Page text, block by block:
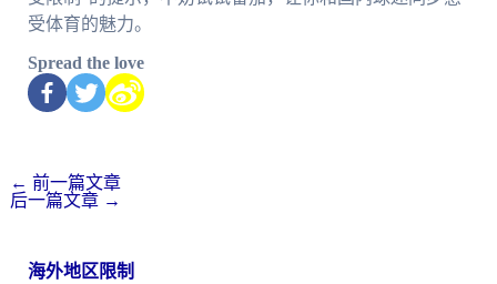
受体育的魅力。
Spread the love
← 前一篇文章
后一篇文章 →
海外地区限制